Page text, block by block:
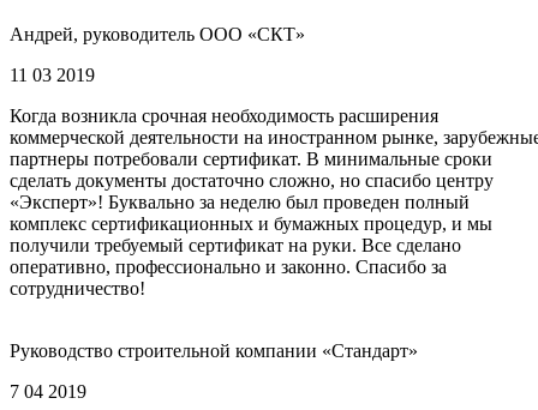
Андрей, руководитель ООО «СКТ»
11 03 2019
Когда возникла срочная необходимость расширения
коммерческой деятельности на иностранном рынке,
партнеры потребовали сертификат. В минимальные сроки
сделать документы достаточно сложно, но спасибо центру
«Эксперт»! Буквально за неделю был проведен полный
комплекс сертификационных и бумажных процедур, и мы
получили требуемый сертификат на руки. Все сделано
оперативно, профессионально и законно. Спасибо за
сотрудничество!
Руководство строительной компании «Стандарт»
7 04 2019